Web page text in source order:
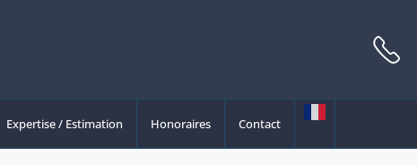
Expertise / Estimation Honoraires Contact